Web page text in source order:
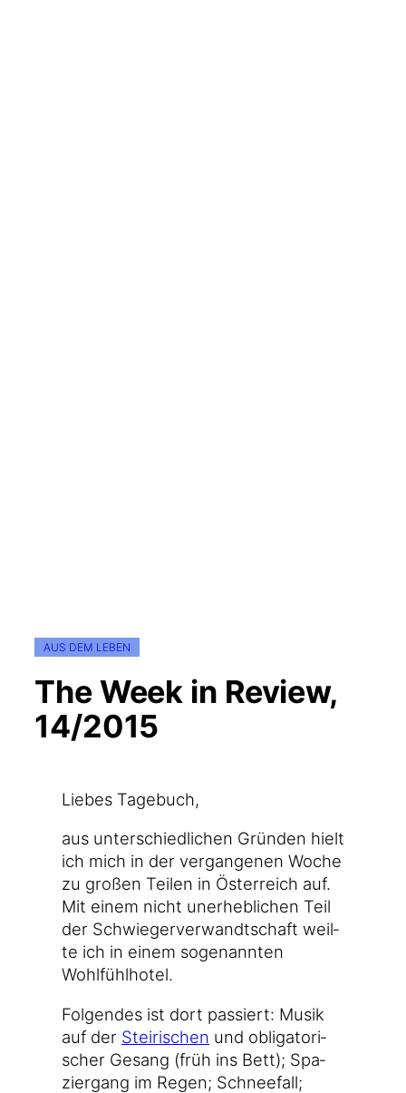
AUS DEM LEBEN
The Week in Review,
14/2015
Lie­bes Tagebuch,
aus unter­schied­li­chen Grün­den hielt
ich mich in der ver­gan­ge­nen Woche
zu gro­ßen Tei­len in Öster­reich auf.
Mit einem nicht uner­heb­li­chen Teil
der Schwie­ger­ver­wandt­schaft weil­
te ich in einem soge­nann­ten
Wohlfühlhotel.
Fol­gen­des ist dort pas­siert: Musik
auf der Stei­ri­schen und obli­ga­to­ri­
scher Gesang (früh ins Bett); Spa­
zier­gang im Regen; Schnee­fall;